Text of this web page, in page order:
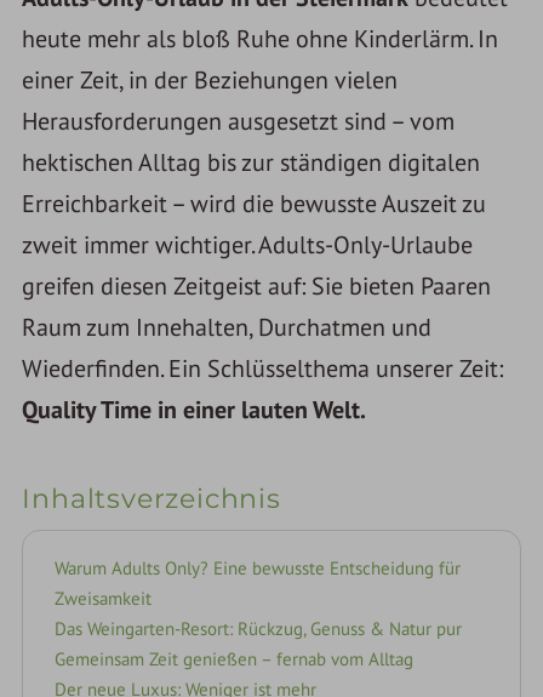
heute mehr als bloß Ruhe ohne Kinderlärm. In
einer Zeit, in der Beziehungen vielen
Herausforderungen ausgesetzt sind – vom
hektischen Alltag bis zur ständigen digitalen
Erreichbarkeit – wird die bewusste Auszeit zu
zweit immer wichtiger. Adults-Only-Urlaube
greifen diesen Zeitgeist auf: Sie bieten Paaren
Raum zum Innehalten, Durchatmen und
Wiederfinden. Ein Schlüsselthema unserer Zeit:
Quality Time in einer lauten Welt.
Inhaltsverzeichnis
Warum Adults Only? Eine bewusste Entscheidung für
Zweisamkeit
Das Weingarten-Resort: Rückzug, Genuss & Natur pur
Gemeinsam Zeit genießen – fernab vom Alltag
Der neue Luxus: Weniger ist mehr